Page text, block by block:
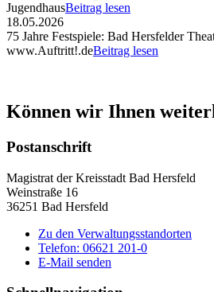
JugendhausBeitrag lesen
18.05.2026
75 Jahre Festspiele: Bad Hersfelder
www.Auftritt!.deBeitrag lesen
Können wir Ihnen
Postanschrift
Magistrat der Kreisstadt Bad Hersfeld
Weinstraße 16
36251 Bad Hersfeld
Zu den Verwaltungsstandorten
Telefon: 06621 201-0
E-Mail senden